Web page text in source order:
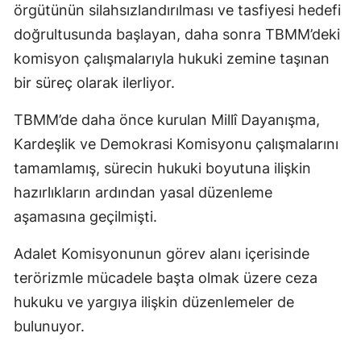
örgütünün silahsızlandırılması ve tasfiyesi hedefi
doğrultusunda başlayan, daha sonra TBMM’deki
komisyon çalışmalarıyla hukuki zemine taşınan
bir süreç olarak ilerliyor.
TBMM’de daha önce kurulan Millî Dayanışma,
Kardeşlik ve Demokrasi Komisyonu çalışmalarını
tamamlamış, sürecin hukuki boyutuna ilişkin
hazırlıkların ardından yasal düzenleme
aşamasına geçilmişti.
Adalet Komisyonunun görev alanı içerisinde
terörizmle mücadele başta olmak üzere ceza
hukuku ve yargıya ilişkin düzenlemeler de
bulunuyor.